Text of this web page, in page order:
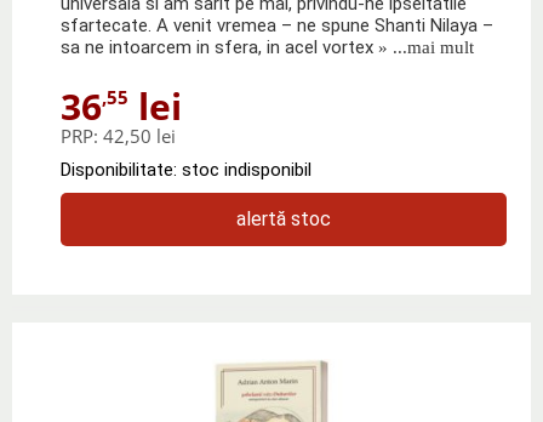
sfartecate. A venit vremea – ne spune Shanti Nilaya –
sa ne intoarcem in sfera, in acel vortex » ...mai mult
36,55 lei
PRP: 42,50 lei
Disponibilitate: stoc indisponibil
alertă stoc